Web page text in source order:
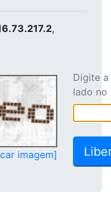
,
imagem]
Digite
lado no